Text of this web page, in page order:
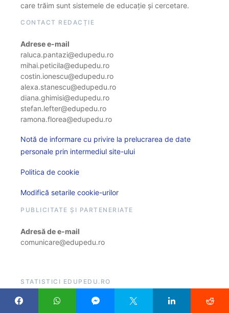
care trăim sunt sistemele de educație și cercetare.
CONTACT REDACȚIE
Adrese e-mail
raluca.pantazi@edupedu.ro
mihai.peticila@edupedu.ro
costin.ionescu@edupedu.ro
alexa.stanescu@edupedu.ro
diana.ghimisi@edupedu.ro
stefan.lefter@edupedu.ro
ramona.florea@edupedu.ro
Notă de informare cu privire la prelucrarea de date
personale prin intermediul site-ului
Politica de cookie
Modifică setarile cookie-urilor
PUBLICITATE ȘI PARTENERIATE
Adresă de e-mail
comunicare@edupedu.ro
STATISTICI EDUPEDU.RO
466.176.508 vizite